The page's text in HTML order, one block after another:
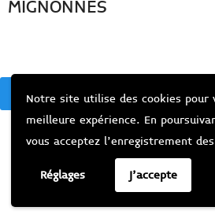
Notre site utilise des cookies pour
meilleure expérience. En
vous acceptez l’enregistrement
Réglages J'accepte
MIGNONNES
BACK